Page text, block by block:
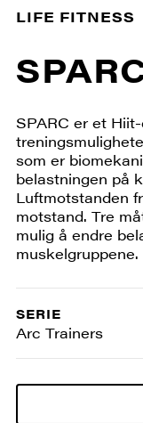
LIFE FITNESS
SPARC er et
som er
belastningen på
Luftmotstanden
motstand. Tre
mulig å endre
muskelgruppene.
SERIE
Arc Trainers